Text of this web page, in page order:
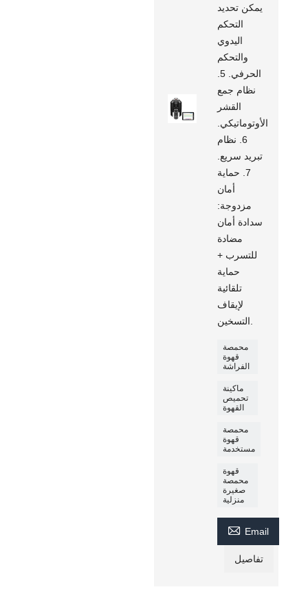
يمكن تحديد
التحكم
اليدوي
والتحكم
الحرفي. 5.
نظام جمع
القشر
الأوتوماتيكي.
6. نظام
تبريد سريع.
7. حماية
أمان
مزدوجة:
سدادة أمان
مضادة
للتسرب +
حماية
تلقائية
لإيقاف
محمصة
قهوة
الفراشة
ماكينة
تحميص
القهوة
محمصة
قهوة
مستخدمة
قهوة
محمصة
صغيرة
منزلية
 Email
تفاصيل